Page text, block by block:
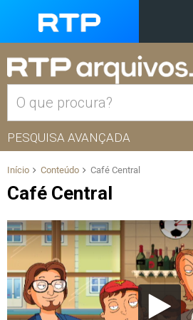
PESQUISA AVANÇADA
Início Conteúdo Café Central
Café Central